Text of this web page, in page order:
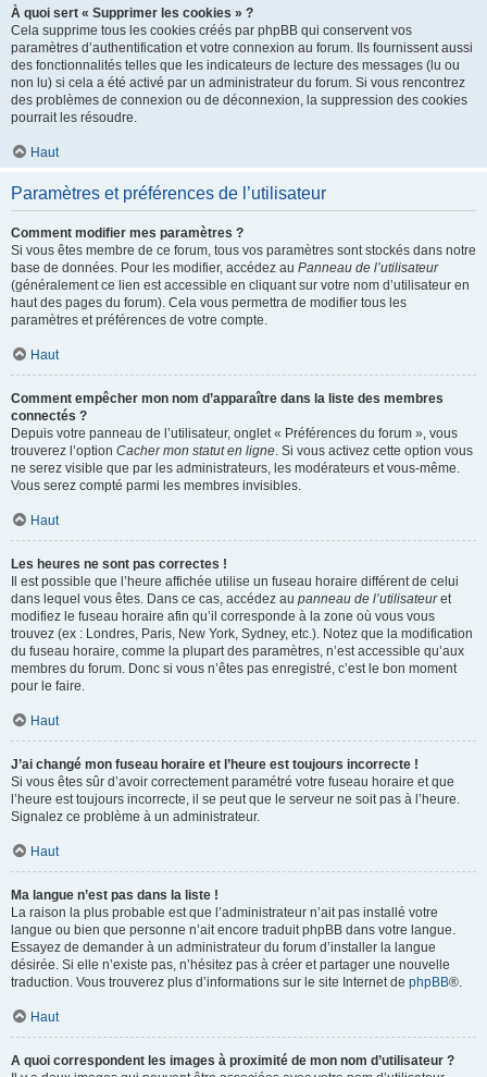
À quoi sert « Supprimer les cookies » ?
Cela supprime tous les cookies créés par phpBB qui conservent vos
paramètres d’authentification et votre connexion au forum. Ils fournissent aussi
des fonctionnalités telles que les indicateurs de lecture des messages (lu ou
non lu) si cela a été activé par un administrateur du forum. Si vous rencontrez
des problèmes de connexion ou de déconnexion, la suppression des cookies
pourrait les résoudre.
Haut
Paramètres et préférences de l’utilisateur
Comment modifier mes paramètres ?
Si vous êtes membre de ce forum, tous vos paramètres sont stockés dans notre
base de données. Pour les modifier, accédez au Panneau de l’utilisateur
(généralement ce lien est accessible en cliquant sur votre nom d’utilisateur en
haut des pages du forum). Cela vous permettra de modifier tous les
paramètres et préférences de votre compte.
Haut
Comment empêcher mon nom d’apparaître dans la liste des membres
connectés ?
Depuis votre panneau de l’utilisateur, onglet « Préférences du forum », vous
trouverez l’option Cacher mon statut en ligne. Si vous activez cette option vous
ne serez visible que par les administrateurs, les modérateurs et vous-même.
Vous serez compté parmi les membres invisibles.
Haut
Les heures ne sont pas correctes !
Il est possible que l’heure affichée utilise un fuseau horaire différent de celui
dans lequel vous êtes. Dans ce cas, accédez au panneau de l’utilisateuret
modifiez le fuseau horaire afin qu’il corresponde à la zone où vous vous
trouvez (ex : Londres, Paris, New York, Sydney, etc.). Notez que la modification
du fuseau horaire, comme la plupart des paramètres, n’est accessible qu’aux
membres du forum. Donc si vous n’êtes pas enregistré, c’est le bon moment
pour le faire.
Haut
J’ai changé mon fuseau horaire et l’heure est toujours incorrecte !
Si vous êtes sûr d’avoir correctement paramétré votre fuseau horaire et que
l’heure est toujours incorrecte, il se peut que le serveur ne soit pas à l’heure.
Signalez ce problème à un administrateur.
Haut
Ma langue n’est pas dans la liste !
La raison la plus probable est que l’administrateur n’ait pas installé votre
langue ou bien que personne n’ait encore traduit phpBB dans votre langue.
Essayez de demander à un administrateur du forum d’installer la langue
désirée. Si elle n’existe pas, n’hésitez pas à créer et partager une nouvelle
traduction. Vous trouverez plus d’informations sur le site Internet de phpBB®.
Haut
A quoi correspondent les images à proximité de mon nom d’utilisateur ?